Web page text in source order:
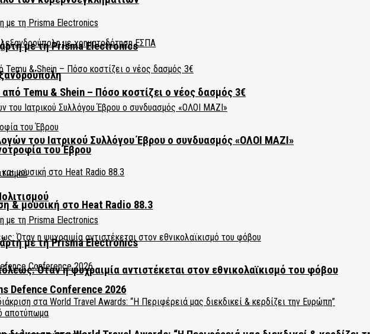
του Ιατρικού Συλλόγου Έβρου ο συνδυασμός «ΟΛΟΙ ΜΑΖΙ»
& μουσική στο Heat Radio 88.3
Όταν η ψυχραιμία αντιστέκεται στον εθνικολαϊκισμό του φόβου
με τη Prisma Electronics
από Temu & Shein – Πόσο κοστίζει ο νέος δασμός 3€
του Έβρου
με τη Prisma Electronics
Defence Conference 2026